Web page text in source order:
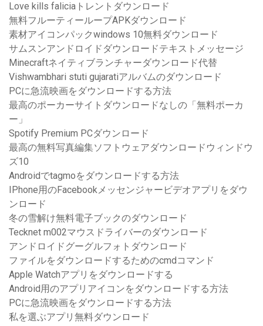
Love kills faliciaトレントダウンロード
無料フルーティーループAPKダウンロード
素材アイコンパックwindows 10無料ダウンロード
サムスンアンドロイドダウンロードテキストメッセージ
Minecraftネイティブランチャーダウンロード代替
Vishwambhari stuti gujaratiアルバムのダウンロード
PCに急流映画をダウンロードする方法
最高のポーカーサイトダウンロードなしの「無料ポーカ
ー」
Spotify Premium PCダウンロード
最高の無料写真編集ソフトウェアダウンロードウィンドウ
ズ10
Androidでtagmoをダウンロードする方法
IPhone用のFacebookメッセンジャービデオアプリをダウ
ンロード
冬の雪解け無料電子ブックのダウンロード
Tecknet m002マウスドライバーのダウンロード
アンドロイドグーグルフォトダウンロード
ファイルをダウンロードするためのcmdコマンド
Apple Watchアプリをダウンロードする
Android用のアプリアイコンをダウンロードする方法
PCに急流映画をダウンロードする方法
私を選ぶアプリ無料ダウンロード